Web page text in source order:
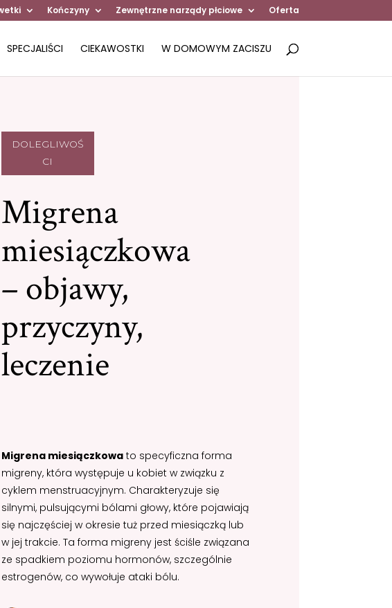
Kończyny Zewnętrzne narządy płciowe Oferta
SPECJALIŚCI CIEKAWOSTKI W DOMOWYM ZACISZU
DOLEGLIWOŚ
CI
Migrena
miesiączkowa
– objawy,
przyczyny,
leczenie
Migrena miesiączkowato specyficzna forma
migreny, która występuje u kobiet w związku z
cyklem menstruacyjnym. Charakteryzuje się
silnymi, pulsującymi bólami głowy, które pojawiają
się najczęściej w okresie tuż przed miesiączką lub
w jej trakcie. Ta forma migreny jest ściśle związana
ze spadkiem poziomu hormonów, szczególnie
estrogenów, co wywołuje ataki bólu.